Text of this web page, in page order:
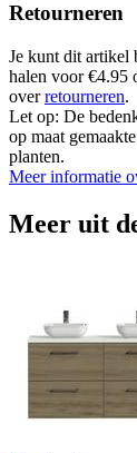
Retourneren
Je kunt dit artikel
halen voor €4.95
overretourneren.
Let op: De
op maat
planten.
Meer informatie
Meer uit